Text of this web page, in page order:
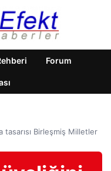
Forum
Birleşmiş Milletler